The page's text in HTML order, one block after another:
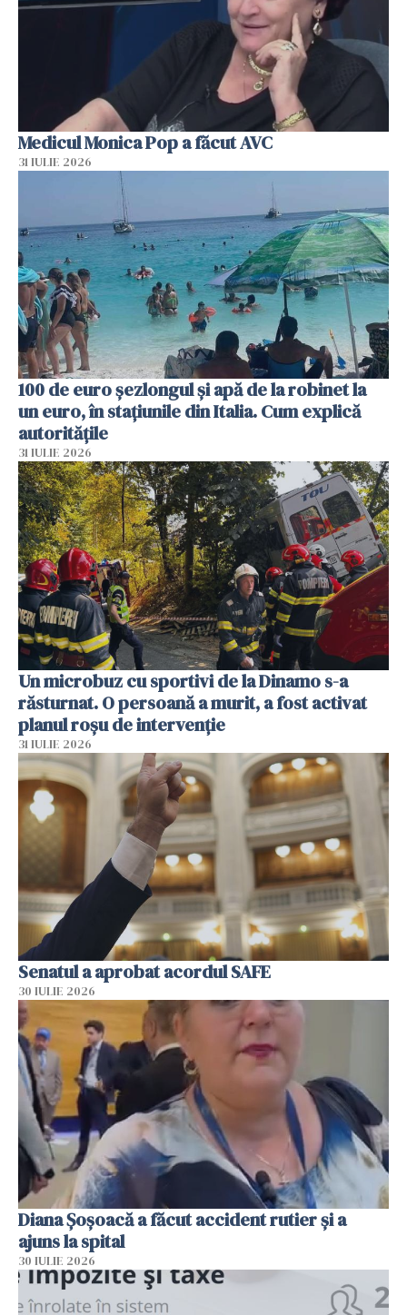
Medicul Monica Pop a făcut AVC
31 IULIE 2026
100 de euro șezlongul și apă de la robinet la
un euro, în stațiunile din Italia. Cum explică
autoritățile
31 IULIE 2026
Un microbuz cu sportivi de la Dinamo s-a
răsturnat. O persoană a murit, a fost activat
planul roșu de intervenție
31 IULIE 2026
Senatul a aprobat acordul SAFE
30 IULIE 2026
Diana Șoșoacă a făcut accident rutier și a
ajuns la spital
30 IULIE 2026